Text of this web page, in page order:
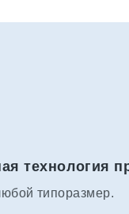
технология
типоразмер.